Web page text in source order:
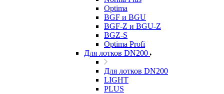
Optima
BGF и BGU
BGF-Z и BGU-Z
BGZ-S
Optima Profi
Для лотков DN200
Для лотков DN200
LIGHT
PLUS